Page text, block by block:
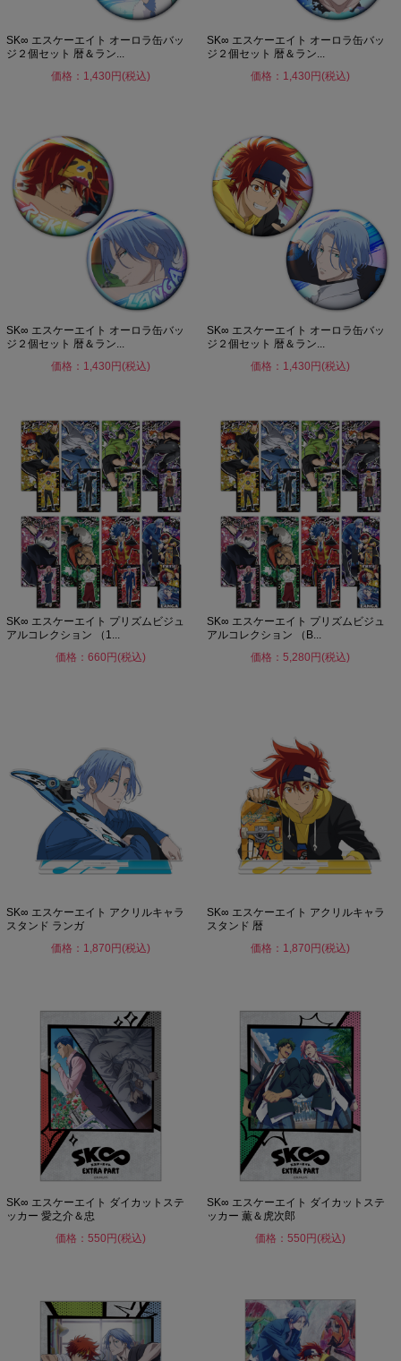
SK∞ エスケーエイト オーロラ缶バッ
ジ２個セット 暦＆ラン...
価格：1,430円(税込)
SK∞ エスケーエイト オーロラ缶バッ
ジ２個セット 暦＆ラン...
価格：1,430円(税込)
SK∞ エスケーエイト オーロラ缶バッ
ジ２個セット 暦＆ラン...
価格：1,430円(税込)
SK∞ エスケーエイト オーロラ缶バッ
ジ２個セット 暦＆ラン...
価格：1,430円(税込)
SK∞ エスケーエイト プリズムビジュ
アルコレクション （1...
価格：660円(税込)
SK∞ エスケーエイト プリズムビジュ
アルコレクション （B...
価格：5,280円(税込)
SK∞ エスケーエイト アクリルキャラ
スタンド ランガ
価格：1,870円(税込)
SK∞ エスケーエイト アクリルキャラ
スタンド 暦
価格：1,870円(税込)
SK∞ エスケーエイト ダイカットステ
ッカー 愛之介＆忠
価格：550円(税込)
SK∞ エスケーエイト ダイカットステ
ッカー 薫＆虎次郎
価格：550円(税込)